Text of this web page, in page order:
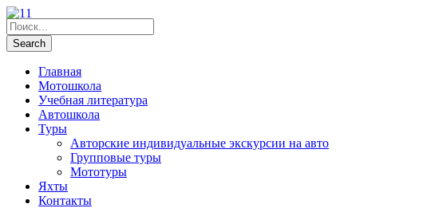
Главная
Мотошкола
Учебная литература
Автошкола
Туры
Авторские индивидуальные экскурсии на авто
Групповые туры
Мототуры
Яхты
Контакты